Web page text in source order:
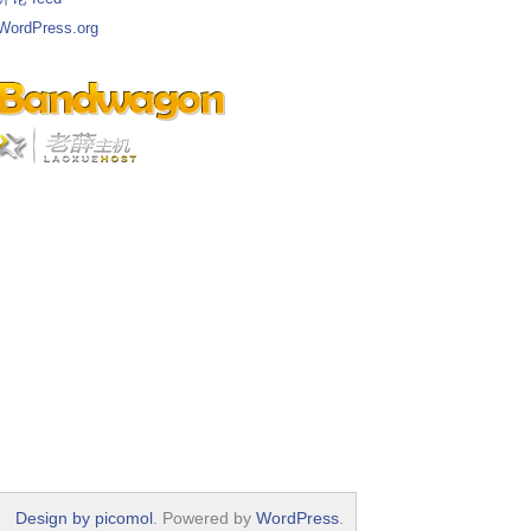
Design by picomol . Powered by WordPress